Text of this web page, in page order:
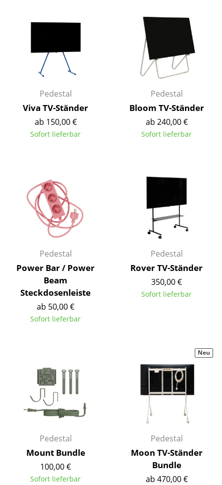
Barmöbel
Garderoben
Kleinaufbewahrung
Einzelteile
... alle Aufbewahrungsmöbel
Hängeleuchten & Deckenleuchten
Tischleuchten
Schreibtischleuchten
Stehleuchten & Leseleuchten
Bodenleuchten
Wandleuchten
Outdoor-Leuchten
Akkuleuchten
Doppelbetten
Einzelbetten
Stapelbetten
Kinderbetten
Nachttische & Bettzubehör
... alle Betten
Pedestal
Viva TV-Ständer
ab 150,00 €
Sofort lieferbar
Pedestal
Bloom TV-Ständer
ab 240,00 €
Sofort lieferbar
Pedestal
Power Bar / Power
Beam
Steckdosenleiste
ab 50,00 €
Sofort lieferbar
Pedestal
Rover TV-Ständer
350,00 €
Sofort lieferbar
Pedestal
Mount Bundle
100,00 €
Sofort lieferbar
Pedestal
Moon TV-Ständer
Bundle
ab 470,00 €
Neu